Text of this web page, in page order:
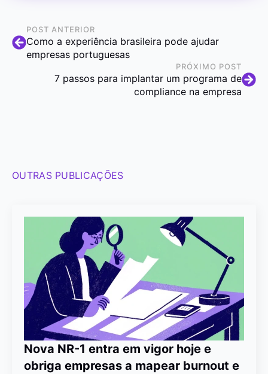
POST ANTERIOR
Como a experiência brasileira pode ajudar
empresas portuguesas
PRÓXIMO POST
7 passos para implantar um programa de
compliance na empresa
OUTRAS PUBLICAÇÕES
Nova NR-1 entra em vigor hoje e
obriga empresas a mapear burnout e